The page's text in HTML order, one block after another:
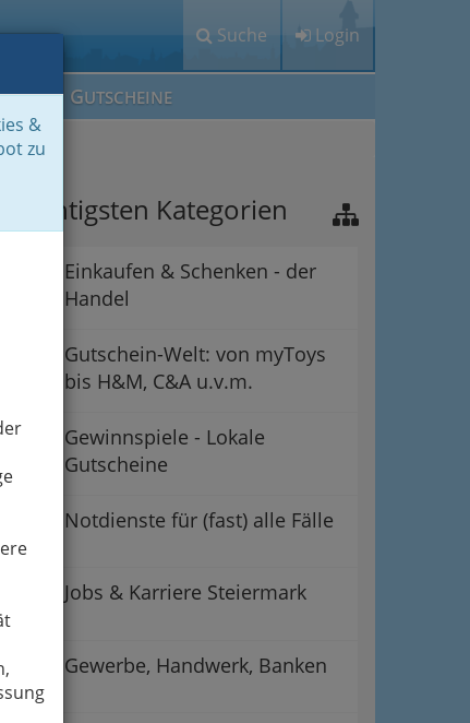
Suche Login
IG GUTSCHEINE
&
zu
wichtigsten Kategorien
Einkaufen & Schenken - der
Handel
Gutschein-Welt: von myToys
bis H&M, C&A u.v.m.
Gewinnspiele - Lokale
Gutscheine
Notdienste für (fast) alle Fälle
Jobs & Karriere Steiermark
Gewerbe, Handwerk, Banken